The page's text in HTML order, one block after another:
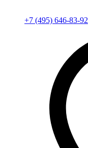
+7 (495) 646-83-92